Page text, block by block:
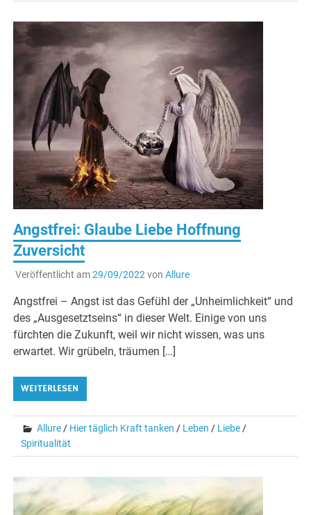
Angstfrei: Glaube Liebe Hoffnung
Zuversicht
Veröffentlicht am29/09/2022von Allure
Angstfrei – Angst ist das Gefühl der „Unheimlichkeit“ und
des „Ausgesetztseins“ in dieser Welt. Einige von uns
fürchten die Zukunft, weil wir nicht wissen, was uns
erwartet. Wir grübeln, träumen […]
WEITERLESEN
Allure/ Hier täglich Kraft tanken / Leben / Liebe/
Spiritualität